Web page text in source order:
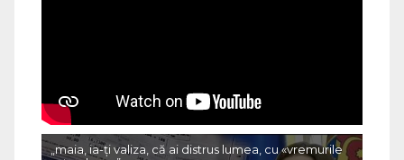
„maia, ia-ți valiza, că ai distrus lumea, cu «vremurile